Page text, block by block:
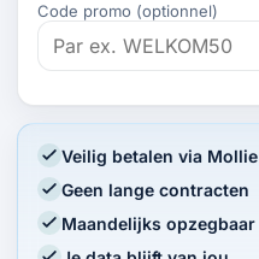
Code promo (optionnel)
Veilig betalen via Mollie
Geen lange contracten
Maandelijks opzegbaar